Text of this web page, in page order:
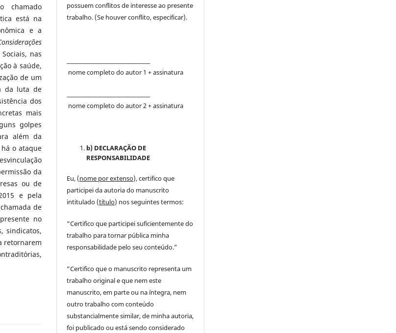
chamado
está na
e a
nas
à saúde,
de um
da luta de
dos
mais
golpes
além da
há o ataque
da
ou de
e pela
de
no
sindicatos,
retornarem
possuem conflitos de interesse ao presente
trabalho. (Se houver conflito, especificar).
nome completo do autor 1 + assinatura
nome completo do autor 2 + assinatura
b) DECLARAÇÃO DE
RESPONSABILIDADE
Eu, (nome por extenso), certifico que
participei da autoria do manuscrito
intitulado (título) nos seguintes termos:
“Certifico que participei suficientemente do
trabalho para tornar pública minha
responsabilidade pelo seu conteúdo.”
“Certifico que o manuscrito representa um
trabalho original e que nem este
manuscrito, em parte ou na íntegra, nem
outro trabalho com conteúdo
substancialmente similar, de minha autoria,
foi publicado ou está sendo considerado